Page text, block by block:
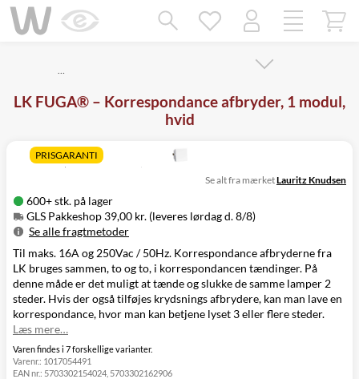
…
LK FUGA® – Korrespondance afbryder, 1 modul,
hvid
PRISGARANTI
600+ stk. på lager
GLS Pakkeshop 39,00 kr. (leveres lørdag d. 8/8)
Se alle fragtmetoder
Metode
Pris
Leveres
GLS Pakkeshop
39,00 kr.
Lørdag d. 8/8
GLS
Hjemmelevering
49,00 kr.
Mandag d. 10/8
GLS Erhverv
49,00 kr.
Mandag d. 10/8
Click&Collect i
Svenstrup
(9230)
0,00 kr.
Se alt fra mærketLauritz Knudsen
Til maks. 16A og 250Vac / 50Hz. Korrespondance afbryderne fra
LK bruges sammen, to og to, i korrespondancen tændinger. På
denne måde er det muligt at tænde og slukke de samme lamper 2
steder. Hvis der også tilføjes krydsnings afbrydere, kan man lave en
korrespondance, hvor man kan betjene lyset 3 eller flere steder.
Læs mere…
Varen findes i 7 forskellige varianter.
Varenr.: 1017054491
EAN nr.: 5703302154024, 5703302162906
Mangler chatten?
Ret samtykke!